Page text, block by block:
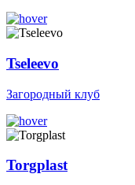
Tseleevo
Загородный клуб
Torgplast